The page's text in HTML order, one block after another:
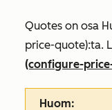
Quotes on osa
price-quote):ta.
(configure-
Huom: